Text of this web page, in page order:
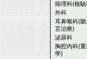
病理科(檢
外科
耳鼻喉科(
言治療)
泌尿科
胸腔內科(
學)